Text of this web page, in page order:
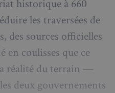
historique à 660
les traversées de
des sources officielles
en coulisses que ce
réalité du terrain —
deux gouvernements